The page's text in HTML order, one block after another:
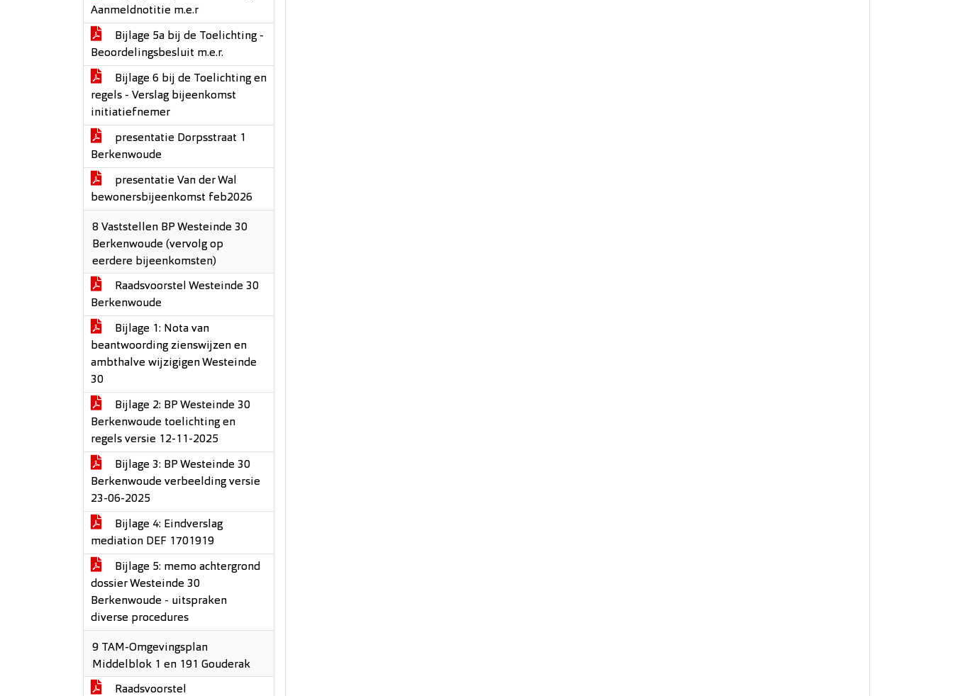
Aanmeldnotitie m.e.r
Bijlage 5a bij de Toelichting -
Beoordelingsbesluit m.e.r.
Bijlage 6 bij de Toelichting en
regels - Verslag bijeenkomst
initiatiefnemer
presentatie Dorpsstraat 1
Berkenwoude
presentatie Van der Wal
bewonersbijeenkomst feb2026
8 Vaststellen BP Westeinde 30
Berkenwoude (vervolg op
eerdere bijeenkomsten)
Raadsvoorstel Westeinde 30
Berkenwoude
Bijlage 1: Nota van
beantwoording zienswijzen en
ambthalve wijzigigen Westeinde
30
Bijlage 2: BP Westeinde 30
Berkenwoude toelichting en
regels versie 12-11-2025
Bijlage 3: BP Westeinde 30
Berkenwoude verbeelding versie
23-06-2025
Bijlage 4: Eindverslag
mediation DEF 1701919
Bijlage 5: memo achtergrond
dossier Westeinde 30
Berkenwoude - uitspraken
diverse procedures
9 TAM-Omgevingsplan
Middelblok 1 en 191 Gouderak
Raadsvoorstel